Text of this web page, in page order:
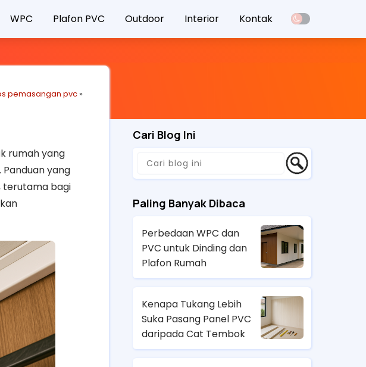
WPC Plafon PVC Outdoor Interior Kontak
pemasangan pvc »
rumah yang
yang
terutama bagi
Cari Blog Ini
Paling Banyak Dibaca
Perbedaan WPC dan
PVC untuk Dinding dan
Plafon Rumah
Kenapa Tukang Lebih
Suka Pasang Panel PVC
daripada Cat Tembok